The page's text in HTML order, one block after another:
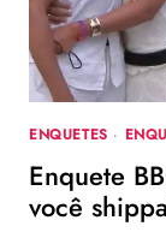
2º
DO
BBB
–
E
ENQUETES ·
Enquete
você